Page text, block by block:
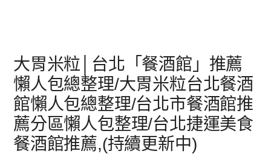
大胃米粒│台北「餐酒館」推薦
懶人包總整理/大胃米粒台北餐酒
館懶人包總整理/台北市餐酒館推
薦分區懶人包整理/台北捷運美食
餐酒館推薦,(持續更新中)